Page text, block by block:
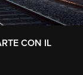
CON IL